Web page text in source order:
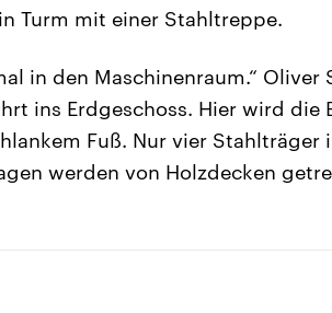
Turm mit einer Stahltreppe.
in den Maschinenraum.“ Oliver
ins Erdgeschoss. Hier wird die
Fuß. Nur vier Stahlträger
werden von Holzdecken